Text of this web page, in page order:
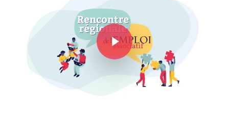
Play Video